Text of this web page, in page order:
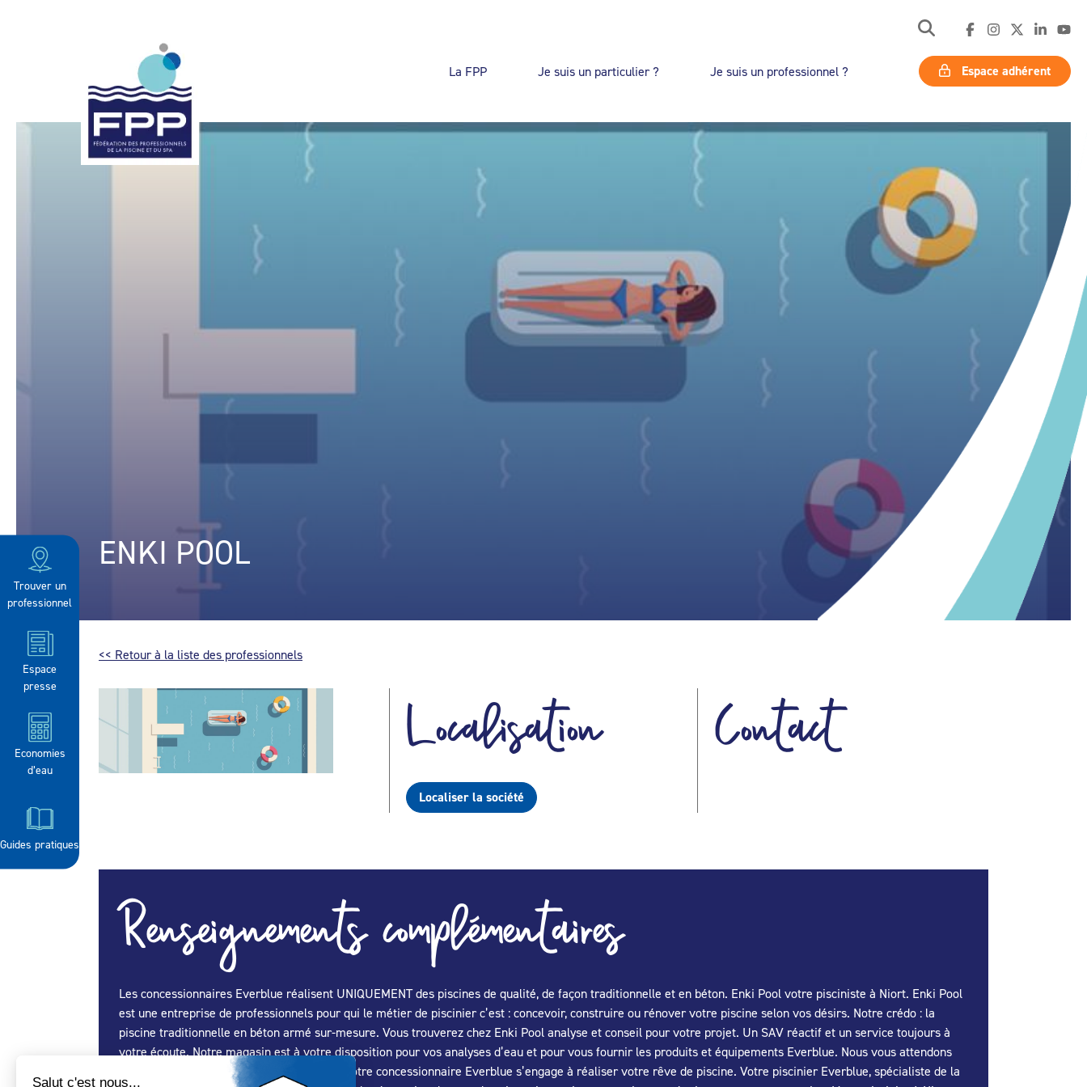
La FPP Je suis un particulier ? Je suis un professionnel ? Espace adhérent
Trouver un
professionnel
Espace
presse
Economies
d’eau
Guides pratiques
ENKI POOL
<< Retour à la liste des professionnels
Localisation
Localiser la société
Contact
Renseignements complémentaires
Les concessionnaires Everblue réalisent UNIQUEMENT des piscines de qualité, de façon traditionnelle et en béton. Enki Pool votre pisciniste à Niort. Enki Pool
est une entreprise de professionnels pour qui le métier de piscinier c’est : concevoir, construire ou rénover votre piscine selon vos désirs. Notre crédo : la
piscine traditionnelle en béton armé sur-mesure. Vous trouverez chez Enki Pool analyse et conseil pour votre projet. Un SAV réactif et un service toujours à
votre écoute. Notre magasin est à votre disposition pour vos analyses d’eau et pour vous fournir les produits et équipements Everblue. Nous vous attendons
pour le grand plongeon. Pisciniste à Niort, votre concessionnaire Everblue s’engage à réaliser votre rêve de piscine. Votre piscinier Everblue, spécialiste de la